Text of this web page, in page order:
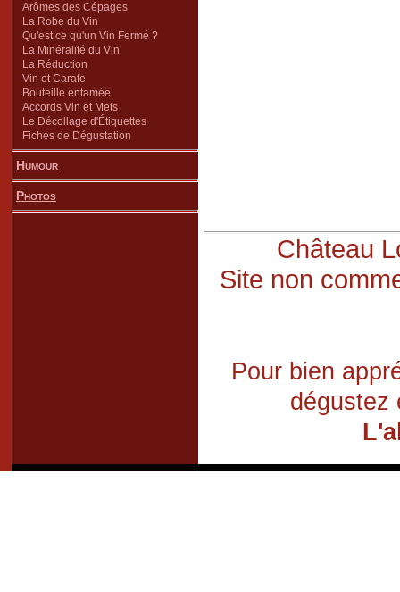
Arômes des Cépages
La Robe du Vin
Qu'est ce qu'un Vin Fermé ?
La Minéralité du Vin
La Réduction
Vin et Carafe
Bouteille entamée
Accords Vin et Mets
Le Décollage d'Étiquettes
Fiches de Dégustation
Humour
Photos
Château
Site non
Pour bien
dégustez